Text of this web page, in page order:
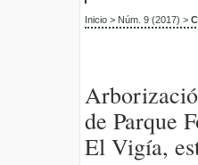
Inicio > Núm. 9 (2017) >
de Parque
El Vigía,